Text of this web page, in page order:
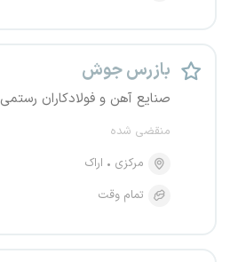
بازرس جوش
صنایع آهن و فولادکاران رستمی
منقضی شده
مرکزی
اراک
تمام وقت